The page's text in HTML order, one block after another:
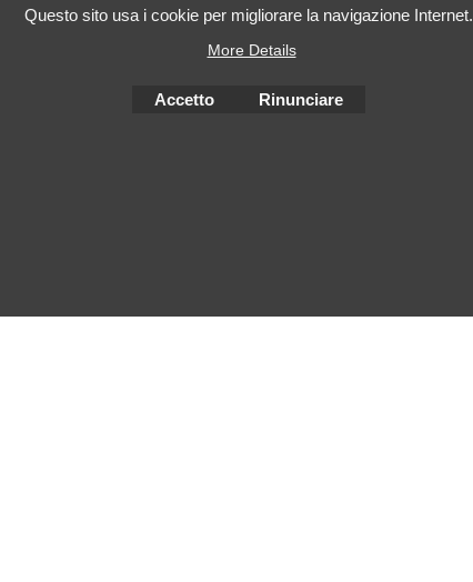
Negozio Internet creati
Questo sito usa i cookie per migliorare la navigazione Internet.
More Details
Accetto Rinunciare